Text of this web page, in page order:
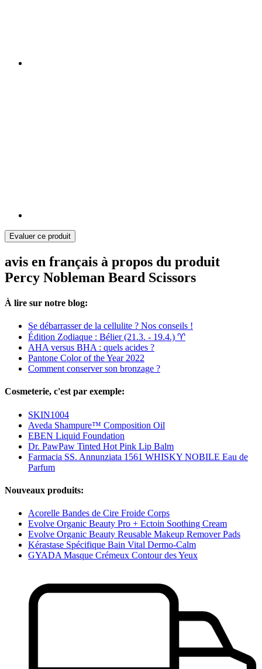
Evaluer ce produit
avis en français à propos du produit
Percy Nobleman Beard Scissors
À lire sur notre blog:
Se débarrasser de la cellulite ? Nos conseils !
Édition Zodiaque : Bélier (21.3. - 19.4.) ♈︎
AHA versus BHA : quels acides ?
Pantone Color of the Year 2022
Comment conserver son bronzage ?
Cosmeterie, c'est par exemple:
SKIN1004
Aveda Shampure™ Composition Oil
EBEN Liquid Foundation
Dr. PawPaw Tinted Hot Pink Lip Balm
Farmacia SS. Annunziata 1561 WHISKY NOBILE Eau de
Parfum
Nouveaux produits:
Acorelle Bandes de Cire Froide Corps
Evolve Organic Beauty Pro + Ectoin Soothing Cream
Evolve Organic Beauty Reusable Makeup Remover Pads
Kérastase Spécifique Bain Vital Dermo-Calm
GYADA Masque Crémeux Contour des Yeux